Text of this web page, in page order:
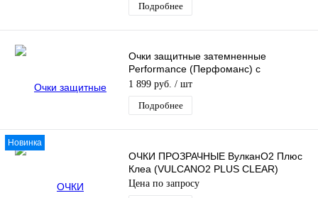
Подробнее
Очки защитные затемненные
Performance (Перфоманс) с
покрытием AS / AF (затемненные)
1 899 руб. / шт
Подробнее
Новинка
ОЧКИ ПРОЗРАЧНЫЕ ВулканО2 Плюс
Клеа (VULCANO2 PLUS CLEAR)
Цена по запросу